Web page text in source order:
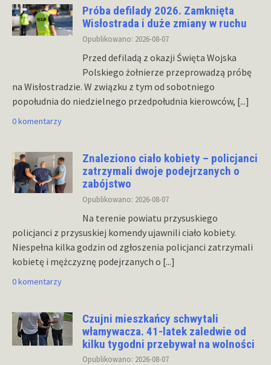
Próba defilady 2026. Zamknięta
Wisłostrada i duże zmiany w ruchu
Opublikowano: 2026-08-07
Przed defiladą z okazji Święta Wojska
Polskiego żołnierze przeprowadzą próbę
na Wisłostradzie. W związku z tym od sobotniego
popołudnia do niedzielnego przedpołudnia kierowców, [...]
0 komentarzy
Znaleziono ciało kobiety – policjanci
zatrzymali dwoje podejrzanych o
zabójstwo
Opublikowano: 2026-08-07
Na terenie powiatu przysuskiego
policjanci z przysuskiej komendy ujawnili ciało kobiety.
Niespełna kilka godzin od zgłoszenia policjanci zatrzymali
kobietę i mężczyznę podejrzanych o [...]
0 komentarzy
Czujni mieszkańcy schwytali
włamywacza. 41-latek zaledwie od
kilku tygodni przebywał na wolności
Opublikowano: 2026-08-07